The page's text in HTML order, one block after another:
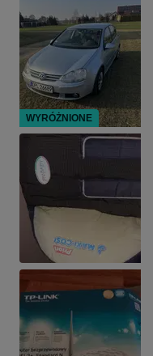
WYRÓŻNIONE